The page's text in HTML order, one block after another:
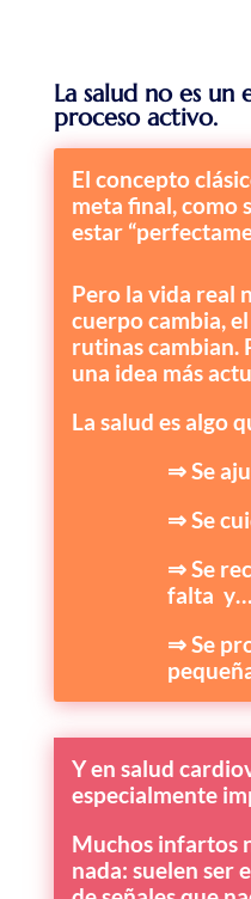
La salud no es un
proceso activo.
El concepto
meta final, como
estar
Pero la vida real
cuerpo cambia,
rutinas cambian.
una idea más
La salud es algo
⇒ Se
⇒ Se
⇒ Se
falta y…
⇒ Se
Y en salud
especialmente
Muchos infartos
nada: suelen ser